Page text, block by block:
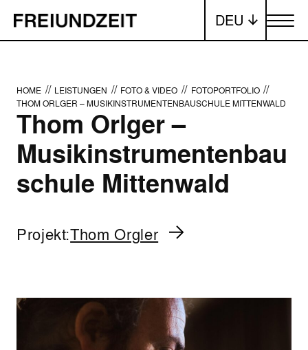
DEU Menü
HOME // LEISTUNGEN // FOTO & VIDEO // FOTOPORTFOLIO //
THOM ORLGER – MUSIKINSTRUMENTENBAUSCHULE MITTENWALD
Thom Orlger –
Musikinstrumentenbau
schule Mittenwald
Projekt:Thom Orgler